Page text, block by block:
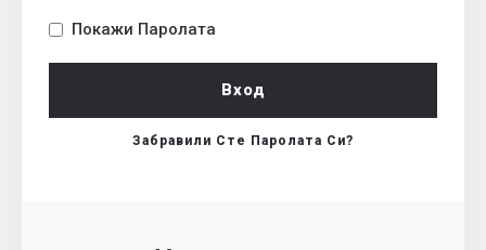
Покажи Паролата
Вход
Забравили Сте Паролата Си?